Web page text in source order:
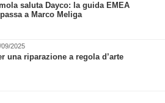
saluta Dayco: la guida EMEA
a Marco Meliga
09/2025
una riparazione a regola d’arte